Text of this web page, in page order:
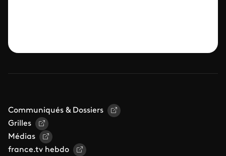
Communiqués & Dossiers
Grilles
Médias
france.tv hebdo